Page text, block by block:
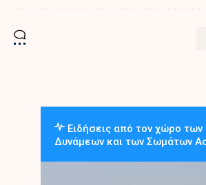
Ειδήσεις από τον χώρο
Δυνάμεων και των Σωμάτων